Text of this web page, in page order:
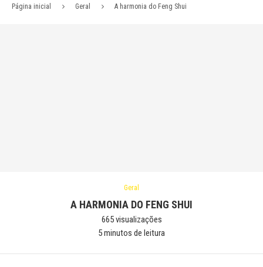
Página inicial Geral A harmonia do Feng Shui
Geral
A HARMONIA DO FENG SHUI
665visualizações
5 minutos de leitura